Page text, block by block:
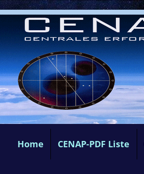
Home CENAP-PDF Liste